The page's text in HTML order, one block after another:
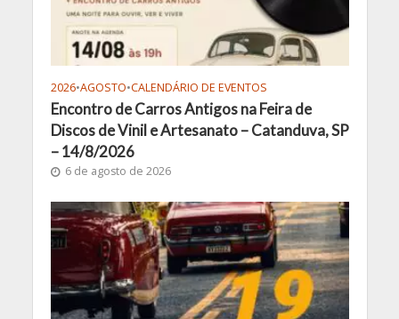
2026•AGOSTO•CALENDÁRIO DE EVENTOS
Encontro de Carros Antigos na Feira de
Discos de Vinil e Artesanato – Catanduva, SP
– 14/8/2026
6 de agosto de 2026